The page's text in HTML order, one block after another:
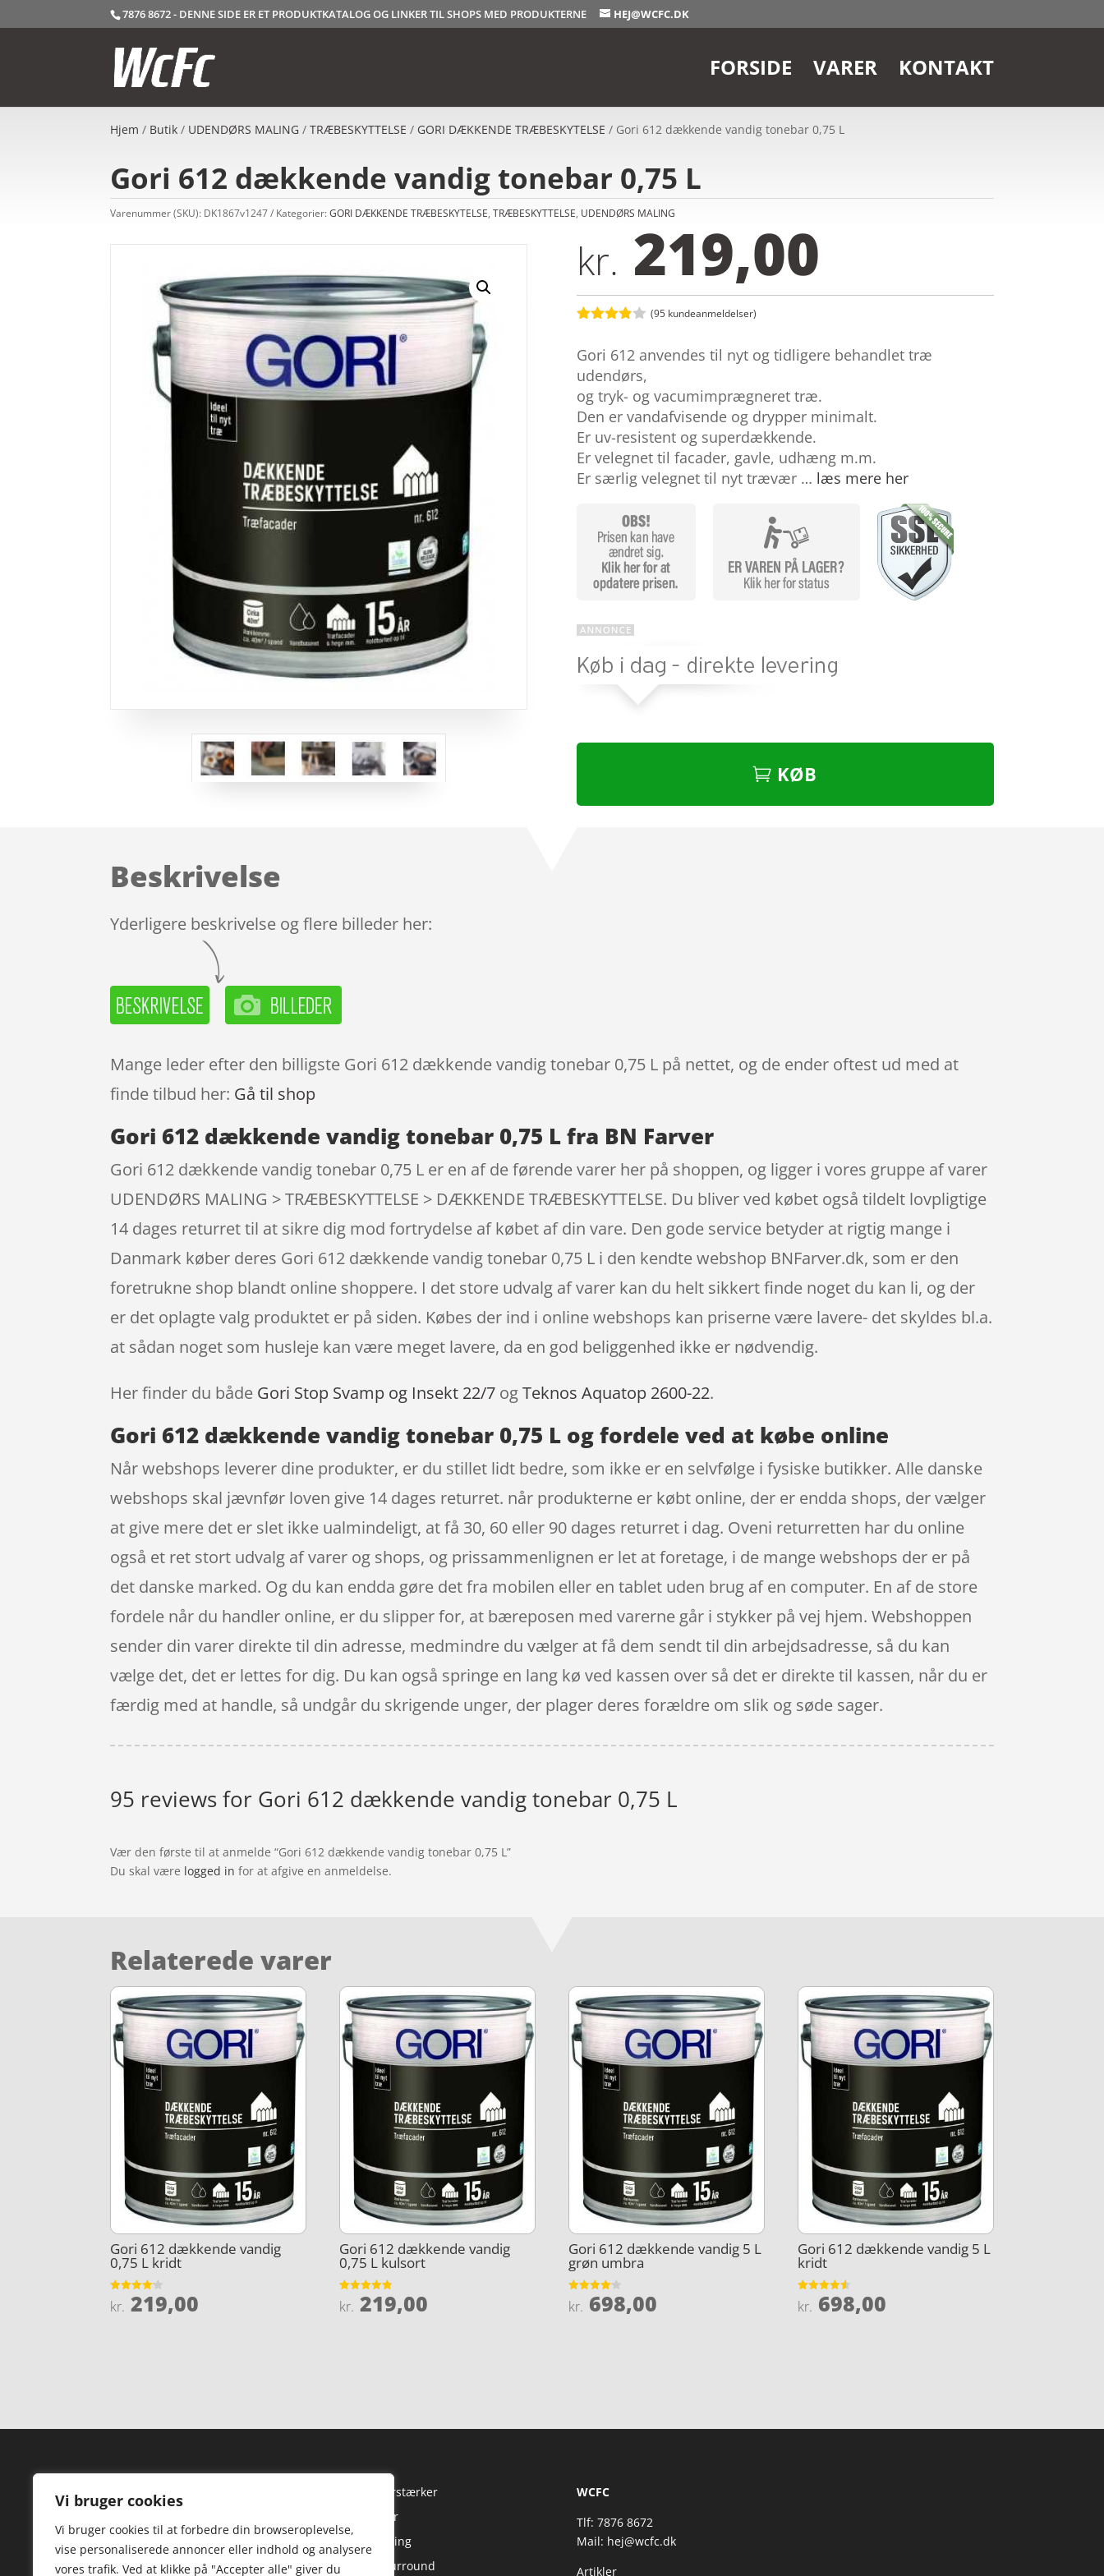
Vi bruger cookies
Vi bruger cookies til at forbedre din browseroplevelse,
vise personaliserede annoncer eller indhold og analysere
vores trafik. Ved at klikke på "Accepter alle" giver du
7876 8672 - DENNE SIDE ER ET PRODUKTKATALOG OG LINKER TIL SHOPS MED PRODUKTERNE HEJ@WCFC.DK
FORSIDE VARER KONTAKT
Hjem / Butik / UDENDØRS MALING /TRÆBESKYTTELSE / GORI DÆKKENDE TRÆBESKYTELSE / Gori 612 dækkende vandig tonebar 0,75 L
Gori 612 dækkende vandig tonebar 0,75 L
Varenummer (SKU): DK1867v1247 Kategorier:GORI DÆKKENDE TRÆBESKYTELSE,TRÆBESKYTTELSE, UDENDØRS MALING
kr. 219,00
ud af 5
baseret
på
kundebed
ømmels
er
(95kundeanmeldelser)
Gori 612 anvendes til nyt og tidligere behandlet træ
udendørs,
og tryk- og vacumimprægneret træ.
Den er vandafvisende og drypper minimalt.
Er uv-resistent og superdækkende.
Er velegnet til facader, gavle, udhæng m.m.
Er særlig velegnet til nyt trævær … læs mere her
KØB
Beskrivelse
Yderligere beskrivelse og flere billeder her:
Mange leder efter den billigste Gori 612 dækkende vandig tonebar 0,75 L på nettet, og de ender oftest ud med at
finde tilbud her: Gå til shop
Gori 612 dækkende vandig tonebar 0,75 L fra BN Farver
Gori 612 dækkende vandig tonebar 0,75 L er en af de førende varer her på shoppen, og ligger i vores gruppe af varer
UDENDØRS MALING > TRÆBESKYTTELSE > DÆKKENDE TRÆBESKYTTELSE. Du bliver ved købet også tildelt lovpligtige
14 dages returret til at sikre dig mod fortrydelse af købet af din vare. Den gode service betyder at rigtig mange i
Danmark køber deres Gori 612 dækkende vandig tonebar 0,75 L i den kendte webshop BNFarver.dk, som er den
foretrukne shop blandt online shoppere. I det store udvalg af varer kan du helt sikkert finde noget du kan li, og der
er det oplagte valg produktet er på siden. Købes der ind i online webshops kan priserne være lavere- det skyldes bl.a.
at sådan noget som husleje kan være meget lavere, da en god beliggenhed ikke er nødvendig.
Her finder du både Gori Stop Svamp og Insekt 22/7 ogTeknos Aquatop 2600-22.
Gori 612 dækkende vandig tonebar 0,75 L og fordele ved at købe online
Når webshops leverer dine produkter, er du stillet lidt bedre, som ikke er en selvfølge i fysiske butikker. Alle danske
webshops skal jævnfør loven give 14 dages returret. når produkterne er købt online, der er endda shops, der vælger
at give mere det er slet ikke ualmindeligt, at få 30, 60 eller 90 dages returret i dag. Oveni returretten har du online
også et ret stort udvalg af varer og shops, og prissammenlignen er let at foretage, i de mange webshops der er på
det danske marked. Og du kan endda gøre det fra mobilen eller en tablet uden brug af en computer. En af de store
fordele når du handler online, er du slipper for, at bæreposen med varerne går i stykker på vej hjem. Webshoppen
sender din varer direkte til din adresse, medmindre du vælger at få dem sendt til din arbejdsadresse, så du kan
vælge det, det er lettes for dig. Du kan også springe en lang kø ved kassen over så det er direkte til kassen, når du er
færdig med at handle, så undgår du skrigende unger, der plager deres forældre om slik og søde sager.
95 reviews for Gori 612 dækkende vandig tonebar 0,75 L
Vær den første til at anmelde “Gori 612 dækkende vandig tonebar 0,75 L”
Du skal være logged in for at afgive en anmeldelse.
Relaterede varer
Gori 612 dækkende vandig
0,75 L kridt
Vurderet
4.1
kr. 219,00
Gori 612 dækkende vandig
0,75 L kulsort
Vurderet
4.8
kr. 219,00
Gori 612 dækkende vandig 5 L
grøn umbra
Vurderet
4.1
kr. 698,00
Gori 612 dækkende vandig 5 L
kridt
Vurderet
4.5
kr. 698,00
Forside
Kontakt
HiFi Forstærker
Højtaler
Streaming
TV & Surround
WCFC
Tlf: 7876 8672
Mail: hej@wcfc.dk
Artikler